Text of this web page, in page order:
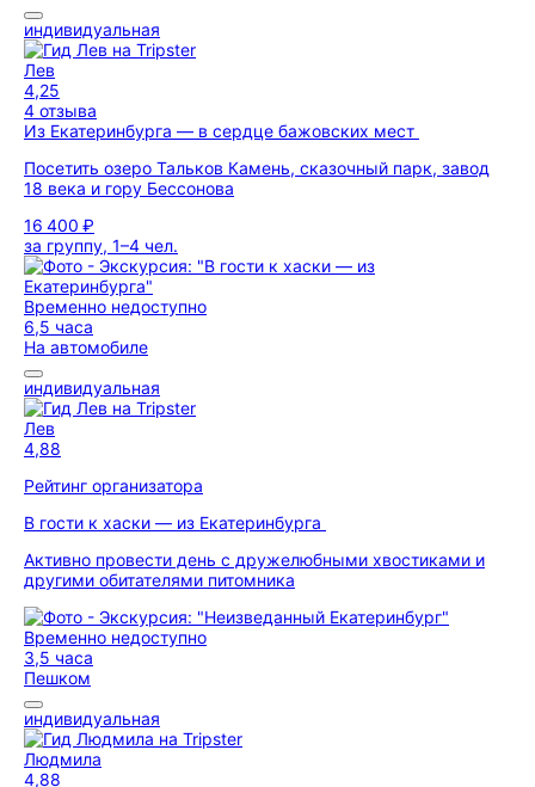
индивидуальная
Лев
4,25
4 отзыва
Из Екатеринбурга — в сердце бажовских мест
Посетить озеро Тальков Камень, сказочный парк, завод
18 века и гору Бессонова
16 400 ₽
за группу, 1–4 чел.
Временно недоступно
6,5 часа
На автомобиле
индивидуальная
Лев
4,88
Рейтинг организатора
В гости к хаски — из Екатеринбурга
Активно провести день с дружелюбными хвостиками и
другими обитателями питомника
Временно недоступно
3,5 часа
Пешком
индивидуальная
Людмила
4,88